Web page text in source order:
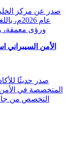
صدر عن مركز
عام
ورؤى معمقة،
الأمن السيبراني
المتخصصة في الأمن
التخصص من